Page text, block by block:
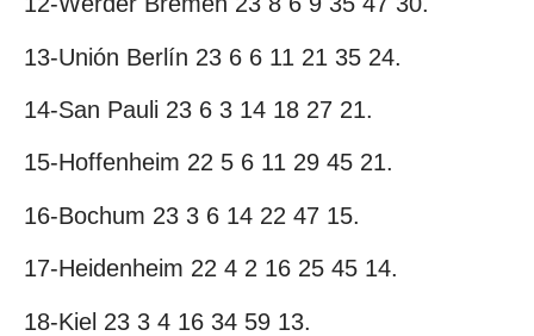
13-Unión Berlín 23 6 6 11 21 35 24.
14-San Pauli 23 6 3 14 18 27 21.
15-Hoffenheim 22 5 6 11 29 45 21.
16-Bochum 23 3 6 14 22 47 15.
17-Heidenheim 22 4 2 16 25 45 14.
18-Kiel 23 3 4 16 34 59 13.